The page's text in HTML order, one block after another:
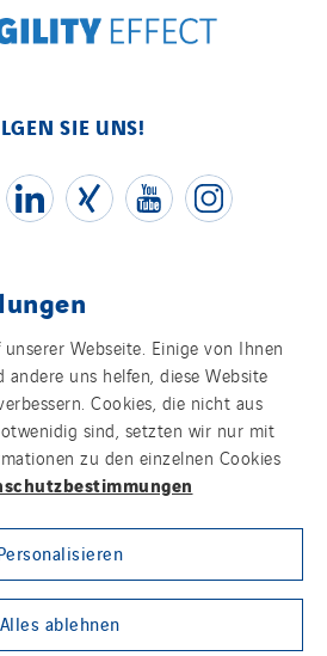
SIE UNS!
Kontakt
Impressum
Datenschutz
Cookies
Sitemap
Group websites
Webseite. Einige von Ihnen
andere uns helfen, diese Website
Cookies, die nicht aus
sind, setzten wir nur mit
zu den einzelnen Cookies
Alles ablehnen